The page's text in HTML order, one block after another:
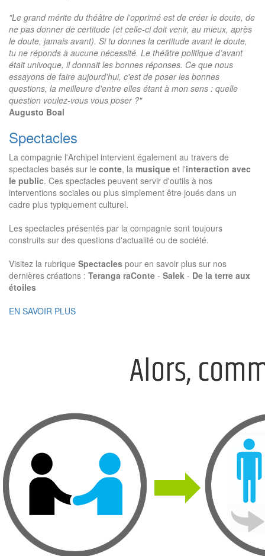
"Le grand mérite du théâtre de l'opprimé est de créer le doute, de
ne pas donner de certitude (et celle-ci doit venir, au mieux, après
le doute, jamais avant). Si tu donnes la certitude avant le doute,
tu ne réponds à aucune nécessité. Le théâtre politique d’avant
était univoque, il donnait les bonnes réponses. Ce que nous
essayons de faire aujourd'hui, c'est de poser les bonnes
questions, la meilleure d'entre elles étant à mon sens : quelle
question voulez-vous vous poser ?"
Augusto Boal
Spectacles
La compagnie l'Archipel intervient également au travers de
spectacles basés sur le conte, la musique et l'interaction avec
le public. Ces spectacles peuvent servir d'outils à nos
interventions sociales ou plus simplement être joués dans un
cadre plus typiquement culturel.
Les spectacles présentés par la compagnie sont toujours
construits sur des questions d'actualité ou de société.
Visitez la rubrique Spectacles pour en savoir plus sur nos
dernières créations : Teranga raConte - Salek - De la terre aux
étoiles
EN SAVOIR PLUS